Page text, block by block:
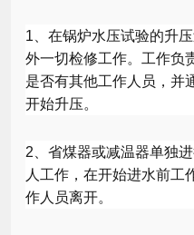
1 、在锅炉水压试验的升
外一切检修工作。工作负
是否有其他工作人员，并
开始升压。
2、省煤器或减温器单独
人工作，在开始进水前工
作人员离开。